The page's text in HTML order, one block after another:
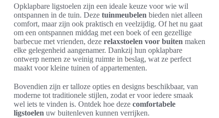
Opklapbare ligstoelen zijn een ideale keuze voor wie wil
ontspannen in de tuin. Deze tuinmeubelen bieden niet alleen
comfort, maar zijn ook praktisch en veelzijdig. Of het nu gaat
om een ontspannen middag met een boek of een gezellige
barbecue met vrienden, deze relaxstoelen voor buiten maken
elke gelegenheid aangenamer. Dankzij hun opklapbare
ontwerp nemen ze weinig ruimte in beslag, wat ze perfect
maakt voor kleine tuinen of appartementen.
Bovendien zijn er talloze opties en designs beschikbaar, van
moderne tot traditionele stijlen, zodat er voor iedere smaak
wel iets te vinden is. Ontdek hoe deze comfortabele
ligstoelen uw buitenleven kunnen verrijken.